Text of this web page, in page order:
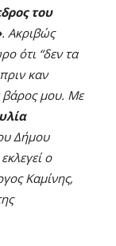
του
. Ακριβώς
ότι “δεν τα
καν
βάρος μου. Με
Δήμου
ο
Καμίνης,